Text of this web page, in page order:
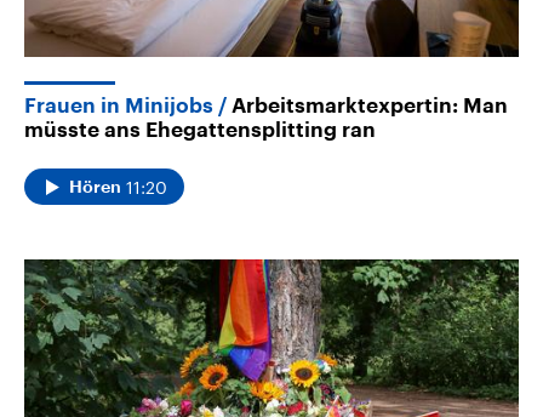
Frauen in Minijobs
Arbeitsmarktexpertin: Man
müsste ans Ehegattensplitting ran
Hören 11:20